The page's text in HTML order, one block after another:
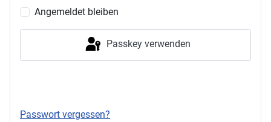
Angemeldet bleiben
Passkey verwenden
Passwort vergessen?